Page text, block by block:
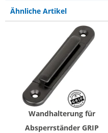
Ähnliche Artikel
Wandhalterung für
Absperrständer GRIP